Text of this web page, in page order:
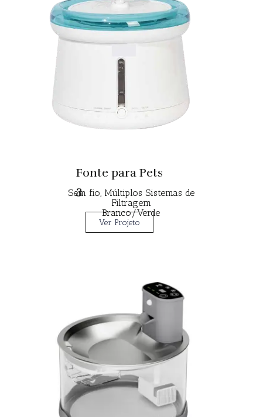
Fonte para Pets
3
Sem fio, Múltiplos Sistemas de
Filtragem
Branco/Verde
Ver Projeto